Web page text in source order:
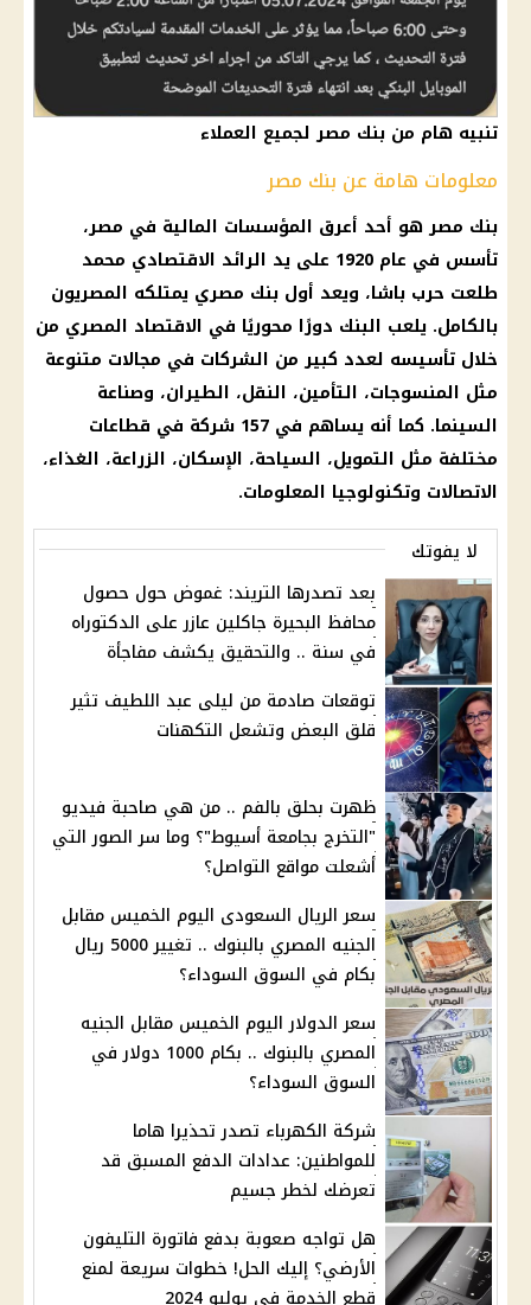
تنبيه هام من بنك مصر لجميع العملاء
معلومات هامة عن بنك مصر
بنك مصر هو أحد أعرق المؤسسات المالية في مصر،
تأسس في عام 1920 على يد الرائد الاقتصادي محمد
طلعت حرب باشا، ويعد أول بنك مصري يمتلكه المصريون
بالكامل. يلعب البنك دورًا محوريًا في الاقتصاد المصري من
خلال تأسيسه لعدد كبير من الشركات في مجالات متنوعة
مثل المنسوجات، التأمين، النقل، الطيران، وصناعة
السينما. كما أنه يساهم في 157 شركة في قطاعات
مختلفة مثل التمويل، السياحة، الإسكان، الزراعة، الغذاء،
الاتصالات وتكنولوجيا المعلومات.
لا يفوتك
بعد تصدرها التريند: غموض حول حصول
محافظ البحيرة جاكلين عازر على الدكتوراه
في سنة .. والتحقيق يكشف مفاجأة
توقعات صادمة من ليلى عبد اللطيف تثير
قلق البعض وتشعل التكهنات
ظهرت بحلق بالفم .. من هي صاحبة فيديو
"التخرج بجامعة أسيوط"؟ وما سر الصور التي
أشعلت مواقع التواصل؟
سعر الريال السعودى اليوم الخميس مقابل
الجنيه المصري بالبنوك .. تغيير 5000 ريال
بكام في السوق السوداء؟
سعر الدولار اليوم الخميس مقابل الجنيه
المصري بالبنوك .. بكام 1000 دولار في
السوق السوداء؟
شركة الكهرباء تصدر تحذيرا هاما
للمواطنين: عدادات الدفع المسبق قد
تعرضك لخطر جسيم
هل تواجه صعوبة بدفع فاتورة التليفون
الأرضي؟ إليك الحل! خطوات سريعة لمنع
قطع الخدمة في يوليو 2024